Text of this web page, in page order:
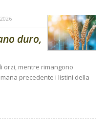
duro,
orzi, mentre rimangono
precedente i listini della